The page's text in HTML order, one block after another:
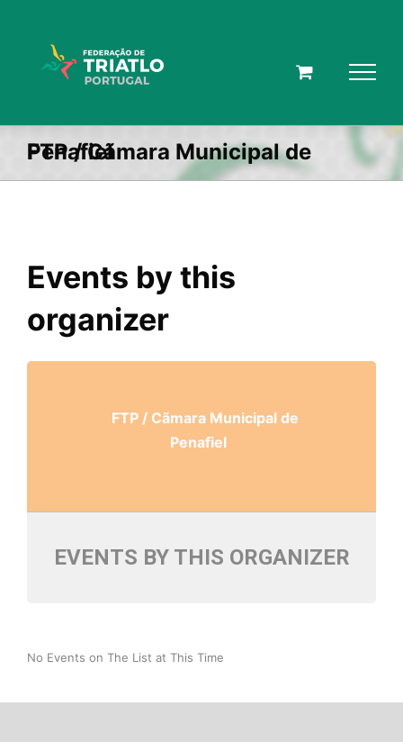
FTP / Cãmara Municipal de Penafiel
Events by this
organizer
FTP / Cãmara Municipal de
Penafiel
EVENTS BY THIS ORGANIZER
No Events on The List at This Time